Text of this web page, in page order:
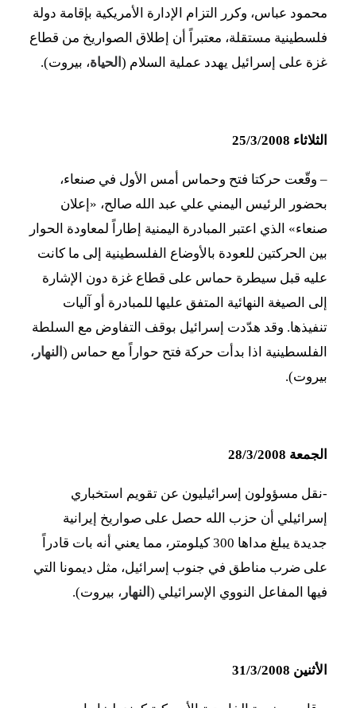
محمود عباس، وكرر التزام الإدارة الأمريكية بإقامة دولة
فلسطينية مستقلة، معتبراً أن إطلاق الصواريخ من قطاع
غزة على إسرائيل يهدد عملية السلام ( الحياة، بيروت).
الثلاثاء 25/3/2008
– وقّعت حركتا فتح وحماس أمس الأول في صنعاء،
بحضور الرئيس اليمني علي عبد الله صالح، «إعلان
صنعاء» الذي اعتبر المبادرة اليمنية إطاراً لمعاودة الحوار
بين الحركتين للعودة بالأوضاع الفلسطينية إلى ما كانت
عليه قبل سيطرة حماس على قطاع غزة دون الإشارة
إلى الصيغة النهائية المتفق عليها للمبادرة أو آليات
تنفيذها. وقد هدّدت إسرائيل بوقف التفاوض مع السلطة
الفلسطينية اذا بدأت حركة فتح حواراً مع حماس ( النهار ،
بيروت).
الجمعة 28/3/2008
-نقل مسؤولون إسرائيليون عن تقويم استخباري
إسرائيلي أن حزب الله حصل على صواريخ إيرانية
جديدة يبلغ مداها 300 كيلومتر، مما يعني أنه بات قادراً
على ضرب مناطق في جنوب إسرائيل، مثل ديمونا التي
فيها المفاعل النووي الإسرائيلي ( النهار ، بيروت).
الأثنين 31/3/2008